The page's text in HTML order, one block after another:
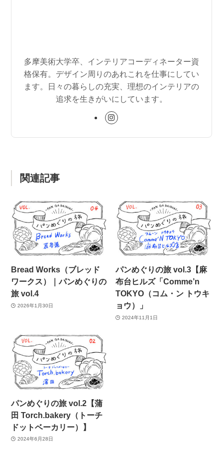
多摩美術大学卒、インテリアコーディネーター資
格保有。デザイン周りのあれこれを仕事にしてい
ます。日々の暮らしの充実、理想のインテリアの
追求を生きがいにしています。
関連記事
Bread Works（ブレッド
ワークス）｜パンめぐりの
旅 vol.4
2026年1月30日
パンめぐりの旅 vol.3【麻
布台ヒルズ「Comme’n
TOKYO（コム・ン トウキ
ョウ）」
2024年11月1日
パンめぐりの旅 vol.2【蒲
田 Torch.bakery（トーチ
ドットベーカリー）】
2024年6月28日